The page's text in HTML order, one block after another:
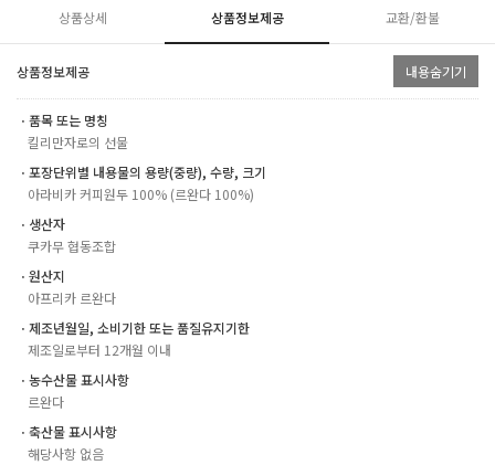
상품상세 상품정보제공 교환/환불
상품정보제공 내용숨기기
ㆍ품목 또는 명칭
킬리만자로의 선물
ㆍ포장단위별 내용물의 용량(중량), 수량, 크기
아라비카 커피원두 100% (르완다 100%)
ㆍ생산자
쿠카무 협동조합
ㆍ원산지
아프리카 르완다
ㆍ제조년월일, 소비기한 또는 품질유지기한
제조일로부터 12개월 이내
ㆍ농수산물 표시사항
르완다
ㆍ축산물 표시사항
해당사항 없음